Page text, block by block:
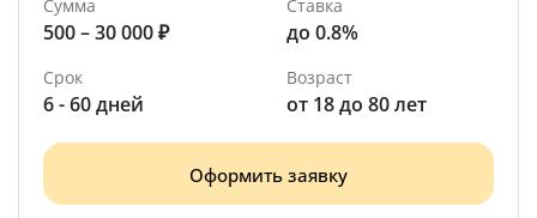
Сумма
500 – 30 000 ₽
Ставка
до 0.8%
Срок
6 - 60 дней
Возраст
от 18 до 80 лет
Оформить заявку